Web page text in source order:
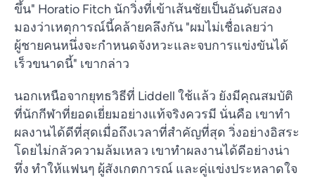
ขึ้น" Horatio Fitch นักวิ่งที่เข้าเส้นชัยเป็นอันดับสอง
มองว่าเหตุการณ์นี้คล้ายคลึงกัน "ผมไม่เชื่อเลยว่า
ผู้ชายคนหนึ่งจะกำหนดจังหวะและจบการแข่งขันได้
เร็วขนาดนี้" เขากล่าว
นอกเหนือจากยุทธวิธีที่ Liddell ใช้แล้ว ยังมีคุณสมบัติ
ที่นักกีฬาที่ยอดเยี่ยมอย่างแท้จริงควรมี นั่นคือ เขาทำ
ผลงานได้ดีที่สุดเมื่อถึงเวลาที่สำคัญที่สุด วิ่งอย่างอิสระ
โดยไม่กลัวความล้มเหลว เขาทำผลงานได้ดีอย่างน่า
ทึ่ง ทำให้แฟนๆ ผู้สังเกตการณ์ และคู่แข่งประหลาดใจ